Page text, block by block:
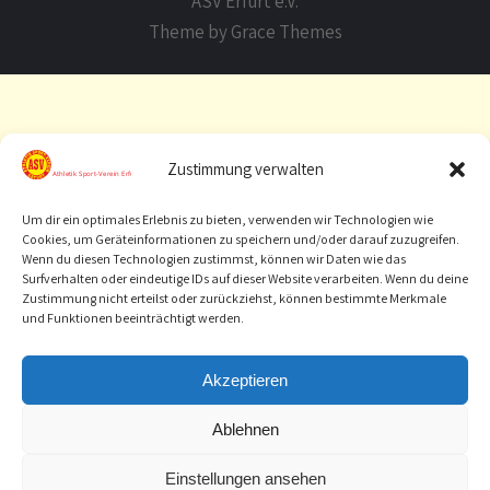
Zustimmung verwalten
Um dir ein optimales Erlebnis zu bieten, verwenden wir Technologien wie
Cookies, um Geräteinformationen zu speichern und/oder darauf zuzugreifen.
Wenn du diesen Technologien zustimmst, können wir Daten wie das
Surfverhalten oder eindeutige IDs auf dieser Website verarbeiten. Wenn du deine
Zustimmung nicht erteilst oder zurückziehst, können bestimmte Merkmale
und Funktionen beeinträchtigt werden.
Akzeptieren
Ablehnen
Einstellungen ansehen
Theme by Grace Themes